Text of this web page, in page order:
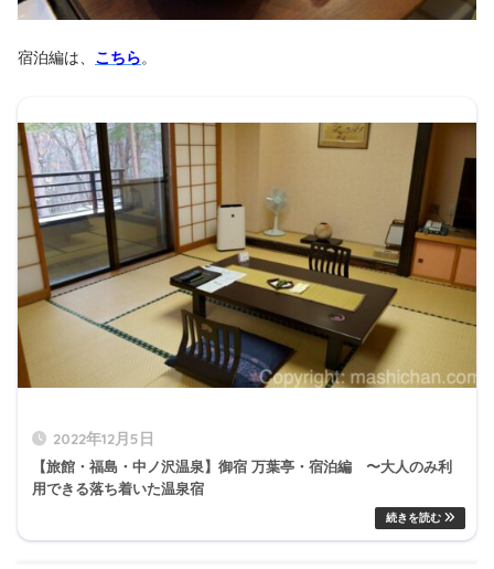
宿泊編は、 こちら。
2022年12月5日
【旅館・福島・中ノ沢温泉】御宿 万葉亭・宿泊編 〜大人のみ利
用できる落ち着いた温泉宿